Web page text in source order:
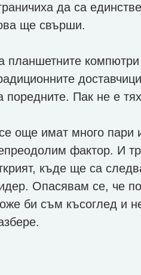
да са
ще свърши.
планшетните
поредните. Пак не е
още имат много пари
фактор. И
къде ще са
Опасявам се, че
би съм късоглед и